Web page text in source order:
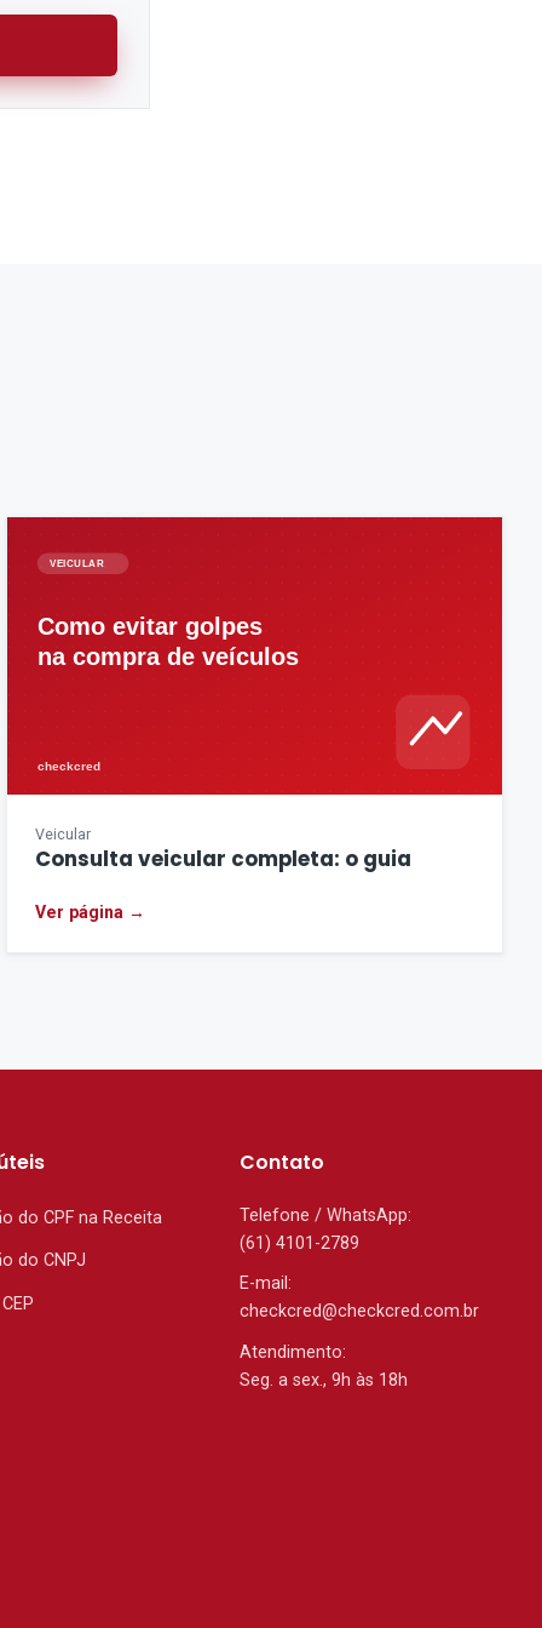
Veicular
Consulta veicular completa: o guia
Ver página →
do CPF na Receita
do CNPJ
Contato
Telefone / WhatsApp:
(61) 4101-2789
E-mail:
checkcred@checkcred.com.br
Atendimento:
Seg. a sex., 9h às 18h